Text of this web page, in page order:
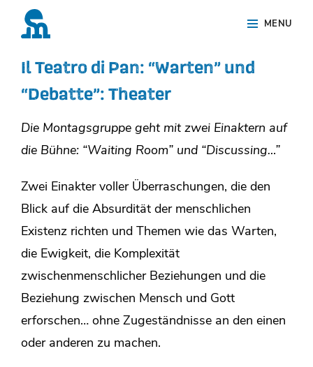
MENU
Overlay
Il Teatro di Pan: “Warten” und
“Debatte”: Theater
Die Montagsgruppe geht mit zwei Einaktern auf
die Bühne: “Waiting Room” und “Discussing…”
Zwei Einakter voller Überraschungen, die den
Blick auf die Absurdität der menschlichen
Existenz richten und Themen wie das Warten,
die Ewigkeit, die Komplexität
zwischenmenschlicher Beziehungen und die
Beziehung zwischen Mensch und Gott
erforschen… ohne Zugeständnisse an den einen
oder anderen zu machen.